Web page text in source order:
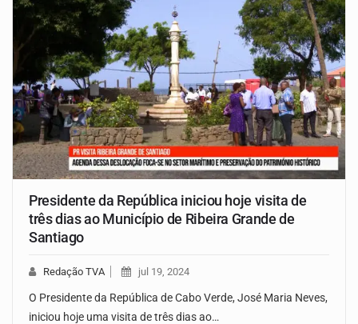
Presidente da República iniciou hoje visita de
três dias ao Município de Ribeira Grande de
Santiago
Redação TVA jul 19, 2024
O Presidente da República de Cabo Verde, José Maria Neves,
iniciou hoje uma visita de três dias ao…